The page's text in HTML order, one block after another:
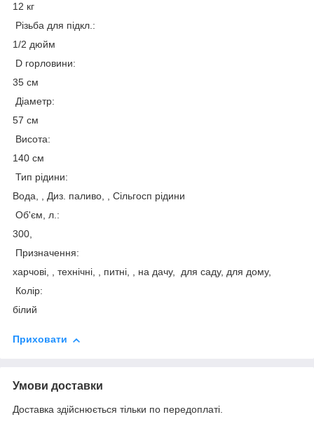
12 кг
Різьба для підкл.:
1/2 дюйм
D горловини:
35 см
Діаметр:
57 см
Висота:
140 см
Тип рідини:
Вода, , Диз. паливо, , Сільгосп рідини
Об'єм, л.:
300,
Призначення:
харчові, , технічні, , питні, , на дачу, для саду, для дому,
Колір:
білий
Приховати
Умови доставки
Доставка здійснюється тільки по передоплаті.